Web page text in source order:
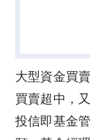
大型資金買
買賣超中，
投信即基金